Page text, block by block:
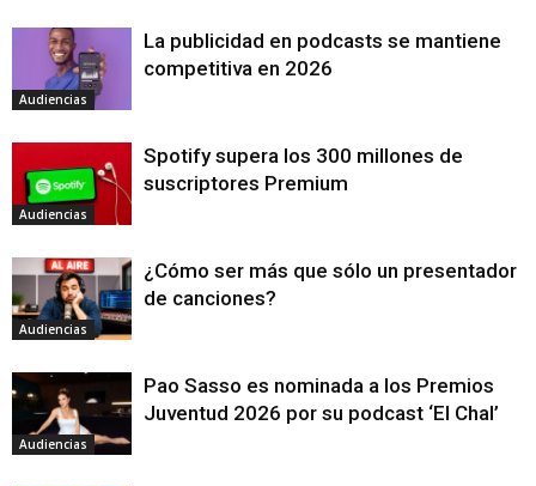
Audiencias
La publicidad en podcasts se mantiene
competitiva en 2026
Audiencias
Spotify supera los 300 millones de
suscriptores Premium
Audiencias
¿Cómo ser más que sólo un presentador
de canciones?
Audiencias
Pao Sasso es nominada a los Premios
Juventud 2026 por su podcast ‘El Chal’